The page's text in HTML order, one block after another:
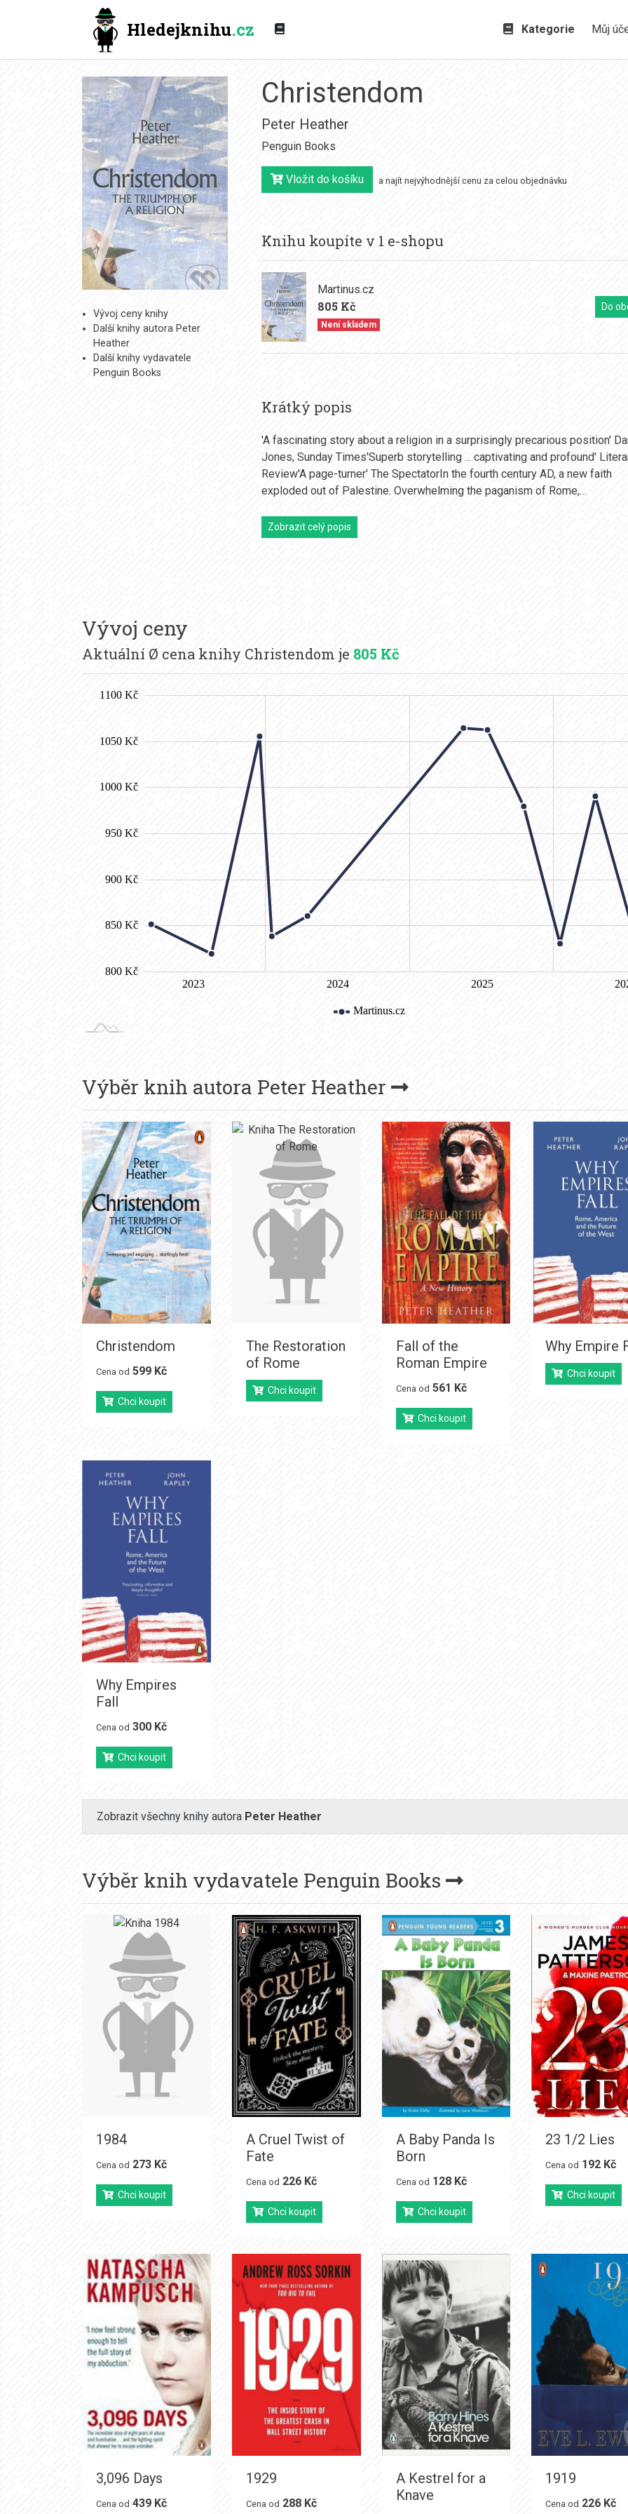
Hledejknihu.cz Kategorie Můj
Vývoj ceny knihy
Další knihy autora Peter
Heather
Další knihy vydavatele
Penguin Books
Christendom
Peter Heather
Penguin Books
Vložit do košíku a najít nejvýhodnější cenu za celou objednávku
Knihu koupíte v 1 e-shopu
Martinus.cz
805 Kč
Není skladem
Do
Krátký popis
'A fascinating story about a religion in a surprisingly precarious position'
Jones, Sunday Times'Superb storytelling ... captivating and profound'
Review'A page-turner' The SpectatorIn the fourth century AD, a new faith
exploded out of Palestine. Overwhelming the paganism of Rome,…
Zobrazit celý popis
Vývoj ceny
Aktuální Ø cena knihy Christendom je 805 Kč
Výběr knih autora Peter Heather
Christendom
Cena od 599 Kč
Chci koupit
The Restoration
of Rome
Chci koupit
Fall of the
Roman Empire
Cena od 561 Kč
Chci koupit
Why Empire
Chci koupit
Why Empires
Fall
Cena od 300 Kč
Chci koupit
Zobrazit všechny knihy autora Peter Heather
Výběr knih vydavatele Penguin Books
1984
Cena od 273 Kč
Chci koupit
A Cruel Twist of
Fate
Cena od 226 Kč
Chci koupit
A Baby Panda Is
Born
Cena od 128 Kč
Chci koupit
23 1/2 Lies
Cena od 192 Kč
Chci koupit
3,096 Days
Cena od 439 Kč
1929
Cena od 288 Kč
A Kestrel for a
Knave
1919
Cena od 226 Kč